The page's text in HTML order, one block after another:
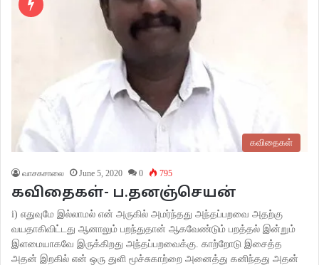
கவிதைகள்
வாசகசாலை June 5, 2020 0 795
கவிதைகள்- ப.தனஞ்செயன்
i) எதுவுமே இல்லாமல் என் அருகில் அமர்ந்தது அந்தப்பறவை அதற்கு
வயதாகிவிட்டது ஆனாலும் பறந்துதான் ஆகவேண்டும் பறத்தல் இன்றும்
இளமையாகவே இருக்கிறது அந்தப்பறவைக்கு. காற்றோடு இசைத்த
அதன் இறகில் என் ஒரு துளி மூச்சுகாற்றை அனைத்து கனிந்தது அதன்